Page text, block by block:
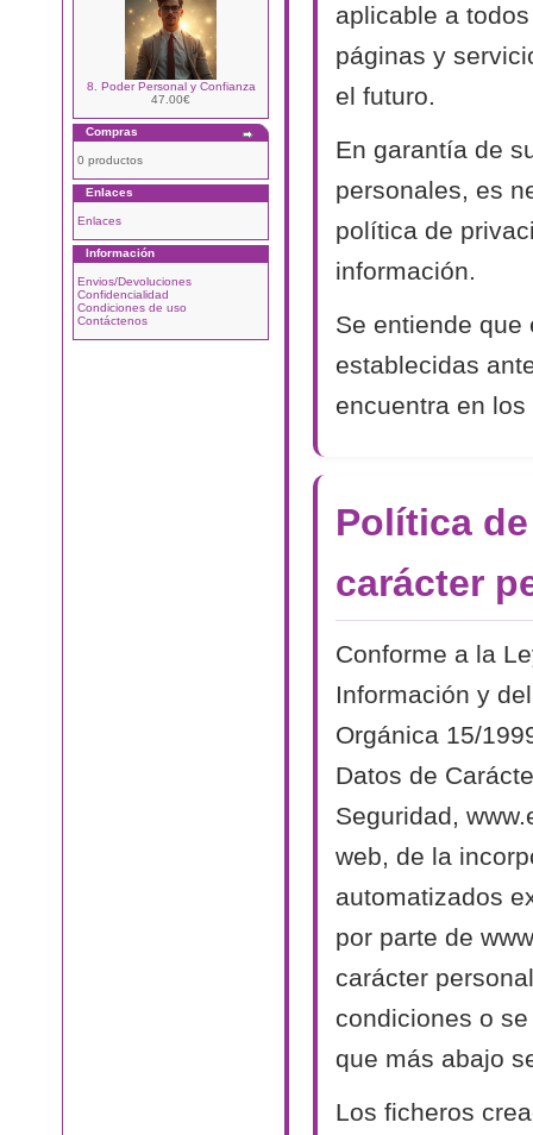
8. Poder Personal y Confianza
47.00€
Compras
0 productos
Enlaces
Enlaces
Información
Envios/Devoluciones
Confidencialidad
Condiciones de uso
Contáctenos
aplicable a
páginas y
el futuro.
En garantía de
personales, es
política de
información.
Se entiende
establecidas
encuentra en
Política
carácter
Conforme a la
Información y
Orgánica 15/
Datos de
Seguridad,
web, de la
automatizados
por parte de
carácter
condiciones o
que más abajo
Los ficheros